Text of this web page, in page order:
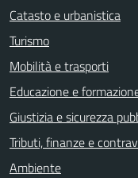
Catasto e urbanistica
Turismo
Mobilità e trasporti
Educazione e
Giustizia e sicurezza
Tributi, finanze e
Ambiente